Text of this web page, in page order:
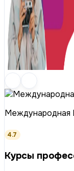
Международная
4.7
Курсы